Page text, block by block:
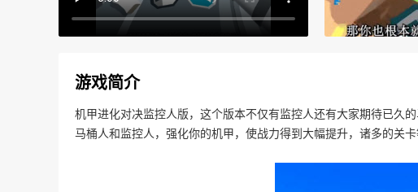
游戏简介
机甲进化对决监控人版，这个版本不仅有监控人还有大家期待已久
马桶人和监控人，强化你的机甲，使战力得到大幅提升，诸多的关卡